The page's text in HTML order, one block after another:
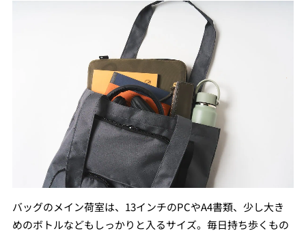
バッグのメイン荷室は、13インチのPCやA4書類、少し大き
めのボトルなどもしっかりと入るサイズ。毎日持ち歩くもの